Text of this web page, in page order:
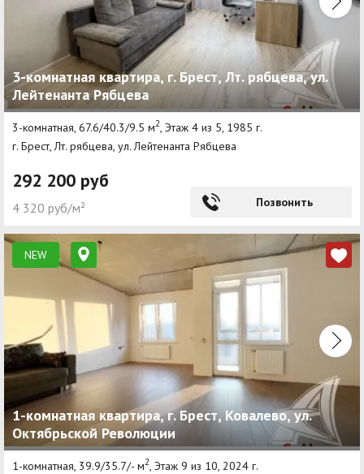
3-комнатная квартира, г. Брест, Лт. рябцева, ул.
Лейтенанта Рябцева
3-комнатная, 67.6/40.3/9.5 м2 , Этаж 4 из 5, 1985 г.
г. Брест, Лт. рябцева, ул. Лейтенанта Рябцева
292 200 руб
4 320 руб/м² Позвонить
NEW
1-комнатная квартира, г. Брест, Ковалево, ул.
Октябрьской Революции
1-комнатная, 39.9/35.7/- м2, Этаж 9 из 10, 2024 г.